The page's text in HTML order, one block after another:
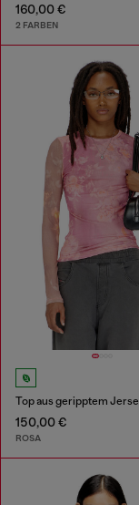
160,00 €
2 FARBEN
150,00 €
ROSA